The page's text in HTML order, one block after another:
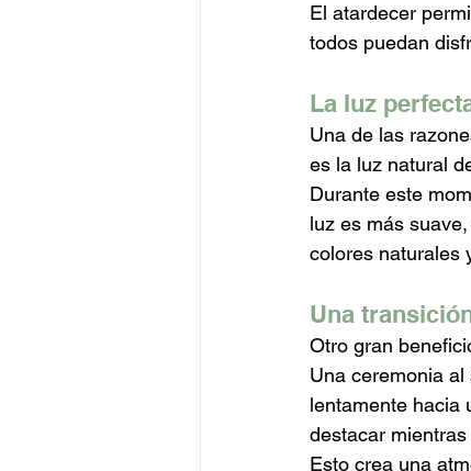
El atardecer
todos puedan
La luz
Una de las
es la luz natural
Durante este
luz es más
colores naturales
Una
Otro gran
Una ceremonia al
lentamente hacia
destacar
Esto crea una